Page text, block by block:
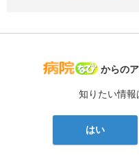
病院なび
からの
知りたい情
はい